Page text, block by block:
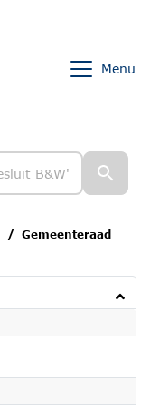
Menu
Gemeenteraad